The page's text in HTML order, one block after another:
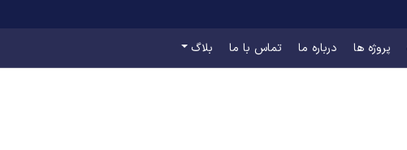
پروژه ها درباره ما تماس با ما بلاگ